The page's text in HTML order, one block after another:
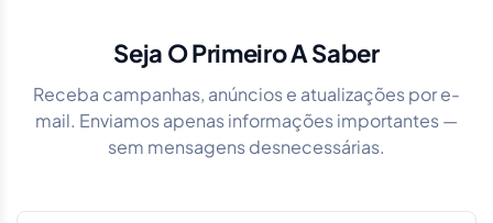
Seja O Primeiro A Saber
Receba campanhas, anúncios e atualizações por e-
mail. Enviamos apenas informações importantes —
sem mensagens desnecessárias.